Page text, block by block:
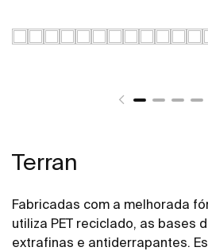
Terran
Fabricadas com a melhorada
utiliza PET reciclado, as bases
extrafinas e antiderrapantes.